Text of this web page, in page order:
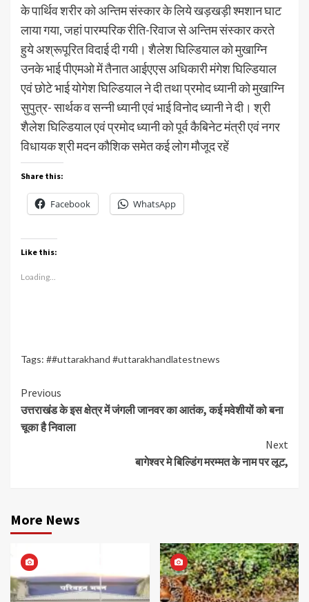
के पार्थिव शरीर को अन्तिम संस्कार के लिये खड़खड़ी श्मशान घाट
लाया गया, जहां पारम्परिक रीति-रिवाज से अन्तिम संस्कार करते
हुये अश्रूपूरित विदाई दी गयी। शैलेश घिल्डियाल को मुखाग्नि
उनके भाई पीएमओ में तैनात आईएएस अधिकारी मंगेश घिल्डियाल
एवं छोटे भाई योगेश घिल्डियाल ने दी तथा प्रमोद ध्यानी को मुखाग्नि
सुपुत्र- सार्थक व सन्नी ध्यानी एवं भाई विनोद ध्यानी ने दी। श्री
शैलेश घिल्डियाल एवं प्रमोद ध्यानी को पूर्व कैबिनेट मंत्री एवं नगर
विधायक श्री मदन कौशिक समेत कई लोग मौजूद रहें
Share this:
Facebook WhatsApp
Like this:
Loading...
Tags: ##uttarakhand #uttarakhandlatestnews
Continue
Reading
Previous
उत्तराखंड के इस क्षेत्र में जंगली जानवर का आतंक, कई मवेशीयों को बना
चूका है निवाला
Next
बागेश्वर मे बिल्डिंग मरम्मत के नाम पर लूट,
More News